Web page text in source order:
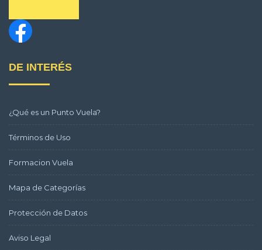
DE INTERÉS
¿Qué es un Punto Vuela?
Términos de Uso
Formacion Vuela
Mapa de Categorías
Protección de Datos
Aviso Legal